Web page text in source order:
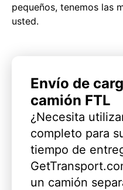
pequeños, tenemos las
usted.
Envío de
camión FTL
¿Necesita
completo para
tiempo de
un camión